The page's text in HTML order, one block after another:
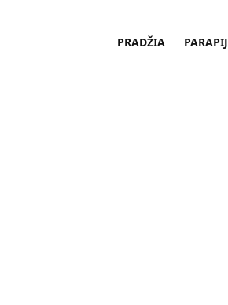
PRADŽIA